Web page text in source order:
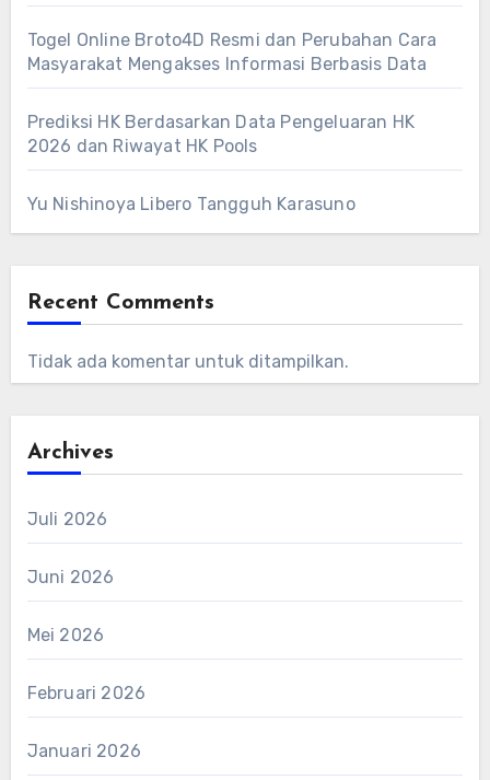
Togel Online Broto4D Resmi dan Perubahan Cara
Masyarakat Mengakses Informasi Berbasis Data
Prediksi HK Berdasarkan Data Pengeluaran HK
2026 dan Riwayat HK Pools
Yu Nishinoya Libero Tangguh Karasuno
Recent Comments
Tidak ada komentar untuk ditampilkan.
Archives
Juli 2026
Juni 2026
Mei 2026
Februari 2026
Januari 2026